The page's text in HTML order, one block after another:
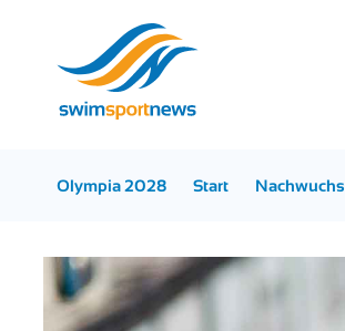
Olympia 2028 Start Nachwuchs